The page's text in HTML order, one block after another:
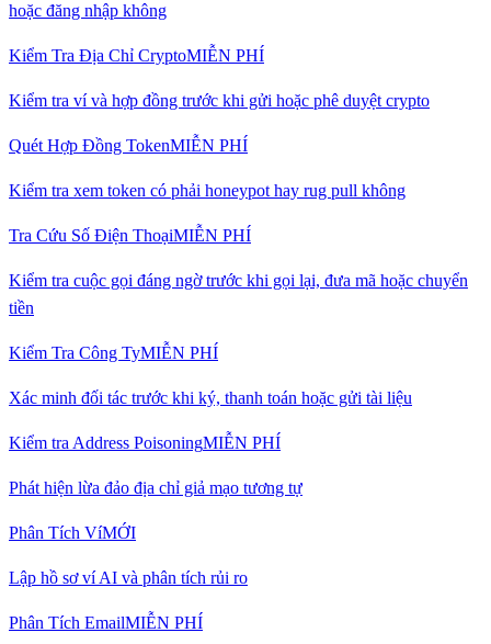
hoặc đăng nhập không
Kiểm Tra Địa Chỉ CryptoMIỄN PHÍ
Kiểm tra ví và hợp đồng trước khi gửi hoặc phê duyệt crypto
Quét Hợp Đồng TokenMIỄN PHÍ
Kiểm tra xem token có phải honeypot hay rug pull không
Tra Cứu Số Điện ThoạiMIỄN PHÍ
Kiểm tra cuộc gọi đáng ngờ trước khi gọi lại, đưa mã hoặc chuyển
tiền
Kiểm Tra Công TyMIỄN PHÍ
Xác minh đối tác trước khi ký, thanh toán hoặc gửi tài liệu
Kiểm tra Address PoisoningMIỄN PHÍ
Phát hiện lừa đảo địa chỉ giả mạo tương tự
Phân Tích VíMỚI
Lập hồ sơ ví AI và phân tích rủi ro
Phân Tích EmailMIỄN PHÍ